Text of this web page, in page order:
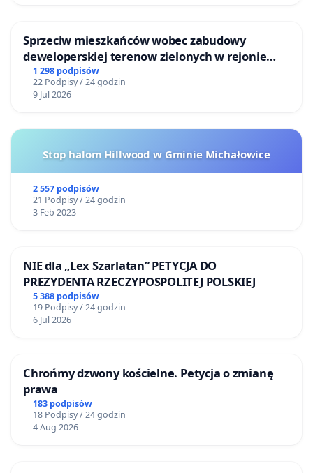
Sprzeciw mieszkańców wobec zabudowy
deweloperskiej terenow zielonych w rejonie
Bulwarów Straceńskich w Bielsku-Białej
1 298 podpisów
22 Podpisy / 24 godzin
9 Jul 2026
Stop halom Hillwood w Gminie Michałowice
2 557 podpisów
21 Podpisy / 24 godzin
3 Feb 2023
NIE dla „Lex Szarlatan” PETYCJA DO
PREZYDENTA RZECZYPOSPOLITEJ POLSKIEJ
5 388 podpisów
19 Podpisy / 24 godzin
6 Jul 2026
Chrońmy dzwony kościelne. Petycja o zmianę
prawa
183 podpisów
18 Podpisy / 24 godzin
4 Aug 2026